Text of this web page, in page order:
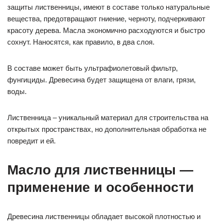
защиты лиственницы, имеют в составе только натуральные
вещества, предотвращают гниение, черноту, подчеркивают
красоту дерева. Масла экономично расходуются и быстро
сохнут. Наносятся, как правило, в два слоя.
В составе может быть ультрафиолетовый фильтр,
фунгициды. Древесина будет защищена от влаги, грязи,
воды.
Лиственница – уникальный материал для строительства на
открытых пространствах, но дополнительная обработка не
повредит и ей.
Масло для лиственницы —
применение и особенности
Древесина лиственницы обладает высокой плотностью и